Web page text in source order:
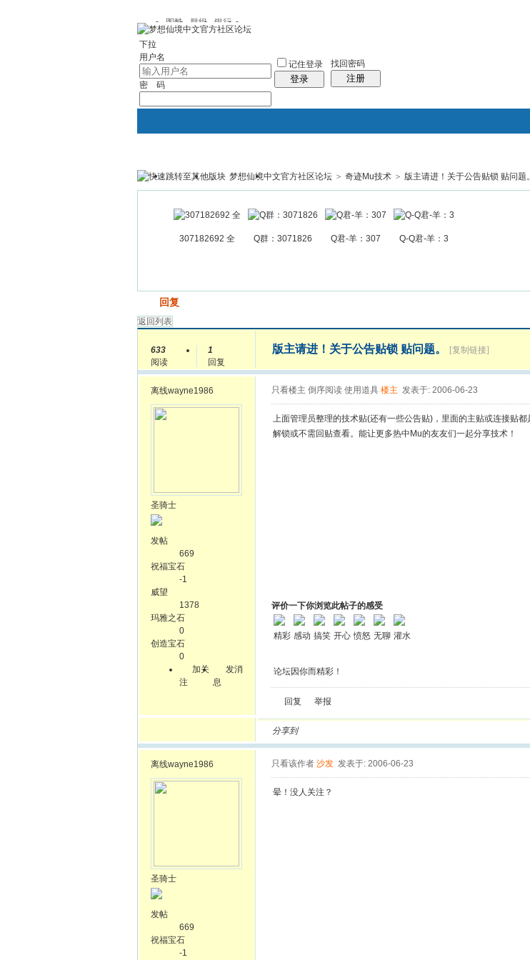
图酷 群组 银行
下拉
用户名
密 码
记住登录
登录
找回密码
注册
银行 群组聚合 我的空间
帖子
搜索
梦想仙境中文官方社区论坛 > 奇迹Mu技术 > 版主请进！关于公告贴锁 贴问题。
307182692 全 Q群：3071826 Q君-羊：307 Q-Q君-羊：3
回复
返回列表
633
阅读
1
回复
版主请进！关于公告贴锁 贴问题。 [复制链接]
离线wayne1986
圣骑士
发帖
669
祝福宝石
-1
威望
1378
玛雅之石
0
创造宝石
0
加关
注
发消
息
只看楼主 倒序阅读 使用道具 楼主 发表于: 2006-06-23
上面管理员整理的技术贴(还有一些公告贴)，里面的主贴或连接贴
解锁或不需回贴查看。能让更多热中Mu的友友们一起分享技术！
评价一下你浏览此帖子的感受
精彩 感动 搞笑 开心 愤怒 无聊 灌水
论坛因你而精彩！
回复 举报
分享到
离线wayne1986
圣骑士
发帖
669
祝福宝石
-1
只看该作者 沙发 发表于: 2006-06-23
晕！没人关注？